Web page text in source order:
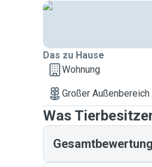
Das zu Hause
Wohnung
Großer Außenbereich
Was
Gesamtbewertung